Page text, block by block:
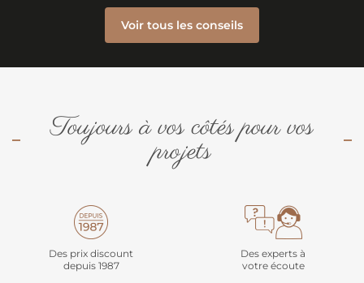
Voir tous les conseils
Toujours à vos côtés pour vos
projets
Des prix discount
depuis 1987
Des experts à
votre écoute